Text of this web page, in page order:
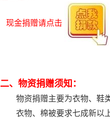
现金捐赠请点击
二、物资捐赠须知：
物资捐赠主要为衣物、鞋
衣物、棉被要求七成新以